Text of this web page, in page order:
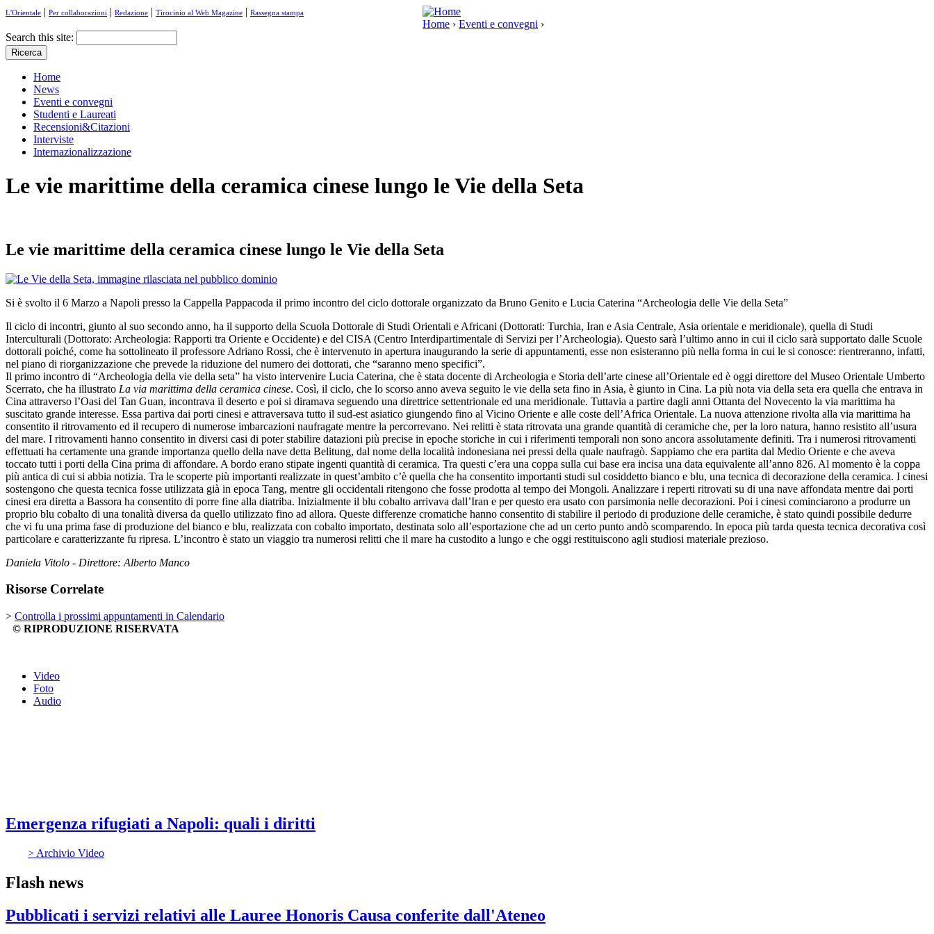
L'Orientale | Per collaborazioni | Redazione | Tirocinio al Web Magazine | Rassegna stampa
Home › Eventi e convegni ›
Search this site:
Home
News
Eventi e convegni
Studenti e Laureati
Recensioni&Citazioni
Interviste
Internazionalizzazione
Le vie marittime della ceramica cinese lungo le Vie della Seta
Le vie marittime della ceramica cinese lungo le Vie della Seta
Si è svolto il 6 Marzo a Napoli presso la Cappella Pappacoda il primo incontro del ciclo dottorale organizzato da Bruno Genito e Lucia Caterina “Archeologia delle Vie della Seta”
Il ciclo di incontri, giunto al suo secondo anno, ha il supporto della Scuola Dottorale di Studi Orientali e Africani (Dottorati: Turchia, Iran e Asia Centrale, Asia orientale e meridionale), quella di Studi
Interculturali (Dottorato: Archeologia: Rapporti tra Oriente e Occidente) e del CISA (Centro Interdipartimentale di Servizi per l’Archeologia). Questo sarà l’ultimo anno in cui il ciclo sarà supportato dalle Scuole
dottorali poiché, come ha sottolineato il professore Adriano Rossi, che è intervenuto in apertura inaugurando la serie di appuntamenti, esse non esisteranno più nella forma in cui le si conosce: rientreranno, infatti,
nel piano di riorganizzazione che prevede la riduzione del numero dei dottorati, che “saranno meno specifici”.
Il primo incontro di “Archeologia della vie della seta” ha visto intervenire Lucia Caterina, che è stata docente di Archeologia e Storia dell’arte cinese all’Orientale ed è oggi direttore del Museo Orientale Umberto
Scerrato, che ha illustrato La via marittima della ceramica cinese. Così, il ciclo, che lo scorso anno aveva seguito le vie della seta fino in Asia, è giunto in Cina. La più nota via della seta era quella che entrava in
Cina attraverso l’Oasi del Tan Guan, incontrava il deserto e poi si diramava seguendo una direttrice settentrionale ed una meridionale. Tuttavia a partire dagli anni Ottanta del Novecento la via marittima ha
suscitato grande interesse. Essa partiva dai porti cinesi e attraversava tutto il sud-est asiatico giungendo fino al Vicino Oriente e alle coste dell’Africa Orientale. La nuova attenzione rivolta alla via marittima ha
consentito il ritrovamento ed il recupero di numerose imbarcazioni naufragate mentre la percorrevano. Nei relitti è stata ritrovata una grande quantità di ceramiche che, per la loro natura, hanno resistito all’usura
del mare. I ritrovamenti hanno consentito in diversi casi di poter stabilire datazioni più precise in epoche storiche in cui i riferimenti temporali non sono ancora assolutamente definiti. Tra i numerosi ritrovamenti
effettuati ha certamente una grande importanza quello della nave detta Belitung, dal nome della località indonesiana nei pressi della quale naufragò. Sappiamo che era partita dal Medio Oriente e che aveva
toccato tutti i porti della Cina prima di affondare. A bordo erano stipate ingenti quantità di ceramica. Tra questi c’era una coppa sulla cui base era incisa una data equivalente all’anno 826. Al momento è la coppa
più antica di cui si abbia notizia. Tra le scoperte più importanti realizzate in quest’ambito c’è quella che ha consentito importanti studi sul cosiddetto bianco e blu, una tecnica di decorazione della ceramica. I cinesi
sostengono che questa tecnica fosse utilizzata già in epoca Tang, mentre gli occidentali ritengono che fosse prodotta al tempo dei Mongoli. Analizzare i reperti ritrovati su di una nave affondata mentre dai porti
cinesi era diretta a Bassora ha consentito di porre fine alla diatriba. Inizialmente il blu cobalto arrivava dall’Iran e per questo era usato con parsimonia nelle decorazioni. Poi i cinesi cominciarono a produrre un
proprio blu cobalto di una tonalità diversa da quello utilizzato fino ad allora. Queste differenze cromatiche hanno consentito di stabilire il periodo di produzione delle ceramiche, è stato quindi possibile dedurre
che vi fu una prima fase di produzione del bianco e blu, realizzata con cobalto importato, destinata solo all’esportazione che ad un certo punto andò scomparendo. In epoca più tarda questa tecnica decorativa così
particolare e caratterizzante fu ripresa. L’incontro è stato un viaggio tra numerosi relitti che il mare ha custodito a lungo e che oggi restituiscono agli studiosi materiale prezioso.
Daniela Vitolo - Direttore: Alberto Manco
Risorse Correlate
> Controlla i prossimi appuntamenti in Calendario
© RIPRODUZIONE RISERVATA
Video
Foto
Audio
Emergenza rifugiati a Napoli: quali i diritti
> Archivio Video
Flash news
Pubblicati i servizi relativi alle Lauree Honoris Causa conferite dall'Ateneo